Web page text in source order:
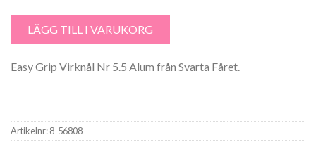
LÄGG TILL I VARUKORG
Easy Grip Virknål Nr 5.5 Alum från Svarta Fåret.
Artikelnr:8-56808